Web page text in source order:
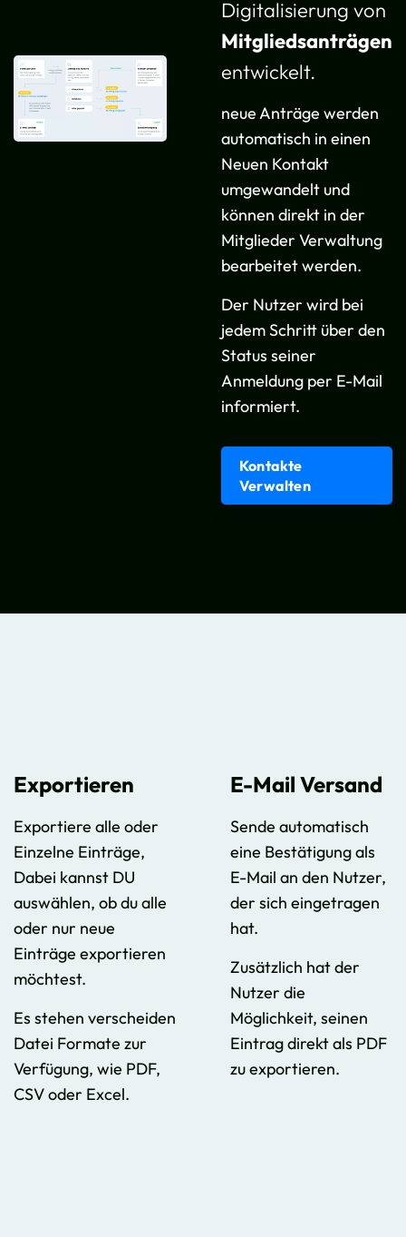
Digitalisierung von
Mitgliedsanträgen
entwickelt.
neue Anträge werden
automatisch in einen
Neuen Kontakt
umgewandelt und
können direkt in der
Mitglieder Verwaltung
bearbeitet werden.
Der Nutzer wird bei
jedem Schritt über den
Status seiner
Anmeldung per E-Mail
informiert.
Kontakte
Verwalten
Exportieren
Exportiere alle oder
Einzelne Einträge,
Dabei kannst DU
auswählen, ob du alle
oder nur neue
Einträge exportieren
möchtest.
Es stehen verscheiden
Datei Formate zur
Verfügung, wie PDF,
CSV oder Excel.
E-Mail Versand
Sende automatisch
eine Bestätigung als
E-Mail an den Nutzer,
der sich eingetragen
hat.
Zusätzlich hat der
Nutzer die
Möglichkeit, seinen
Eintrag direkt als PDF
zu exportieren.